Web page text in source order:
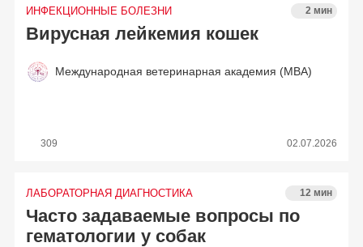
ИНФЕКЦИОННЫЕ БОЛЕЗНИ 2 мин
Вирусная лейкемия кошек
Международная ветеринарная академия (МВА)
309 02.07.2026
ЛАБОРАТОРНАЯ ДИАГНОСТИКА 12 мин
Часто задаваемые вопросы по
гематологии у собак